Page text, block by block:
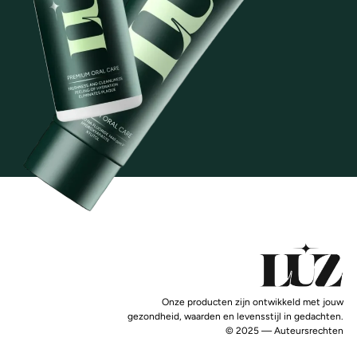
Onze producten zijn ontwikkeld met jouw
gezondheid, waarden en levensstijl in gedachten.
© 2025 — Auteursrechten